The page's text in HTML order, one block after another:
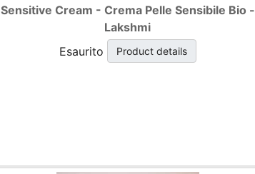
Sensitive Cream - Crema Pelle Sensibile Bio -
Lakshmi
Esaurito
Product details